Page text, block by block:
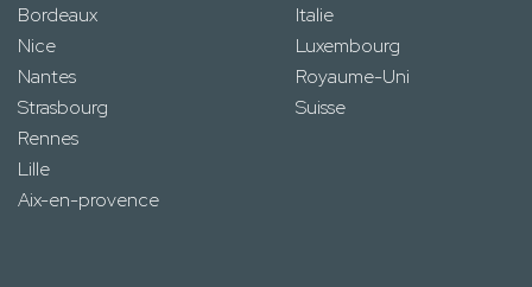
Bordeaux
Nice
Nantes
Strasbourg
Rennes
Lille
Aix-en-provence
Italie
Luxembourg
Royaume-Uni
Suisse